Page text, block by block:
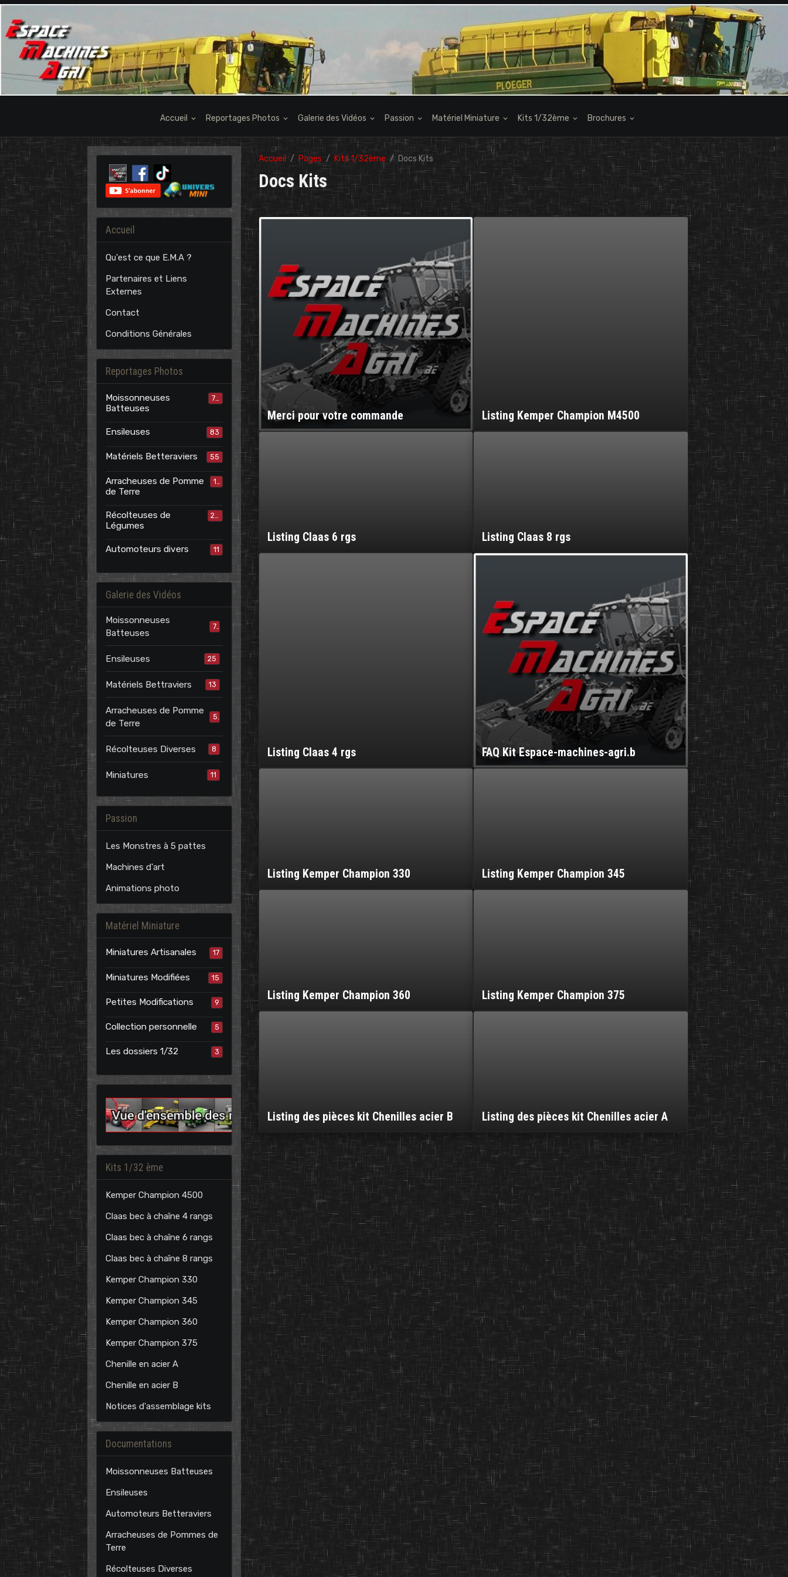
Accueil Reportages Photos Galerie des Vidéos Passion Matériel Miniature Kits 1/32ème Brochures
Accueil Pages Kits 1/32ème Docs Kits
Docs Kits
Merci pour votre commande Listing Kemper Champion M4500
Listing Claas 6 rgs Listing Claas 8 rgs
Listing Claas 4 rgs FAQ Kit Espace-machines-agri.b
Listing Kemper Champion 330 Listing Kemper Champion 345
Listing Kemper Champion 360 Listing Kemper Champion 375
Listing des pièces kit Chenilles acier B Listing des pièces kit Chenilles acier A
Accueil
Qu'est ce que E.M.A ?
Partenaires et Liens
Externes
Contact
Conditions Générales
Reportages Photos
Moissonneuses
Batteuses
70
Ensileuses 83
Matériels Betteraviers 55
Arracheuses de Pomme
de Terre
15
Récolteuses de
Légumes
24
Automoteurs divers 11
Galerie des Vidéos
Moissonneuses
Batteuses
7
Ensileuses 25
Matériels Bettraviers 13
Arracheuses de Pomme
de Terre
5
Récolteuses Diverses 8
Miniatures 11
Passion
Les Monstres à 5 pattes
Machines d'art
Animations photo
Matériel Miniature
Miniatures Artisanales 17
Miniatures Modifiées 15
Petites Modifications 9
Collection personnelle 5
Les dossiers 1/32 3
Kits 1/32 ème
Kemper Champion 4500
Claas bec à chaîne 4 rangs
Claas bec à chaîne 6 rangs
Claas bec à chaîne 8 rangs
Kemper Champion 330
Kemper Champion 345
Kemper Champion 360
Kemper Champion 375
Chenille en acier A
Chenille en acier B
Notices d'assemblage kits
Documentations
Moissonneuses Batteuses
Ensileuses
Automoteurs Betteraviers
Arracheuses de Pommes de
Terre
Récolteuses Diverses